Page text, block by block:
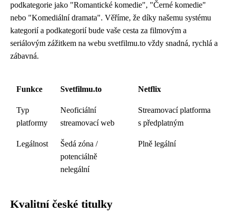
podkategorie jako "Romantické komedie", "Černé komedie"
nebo "Komediální dramata". Věříme, že díky našemu systému
kategorií a podkategorií bude vaše cesta za filmovým a
seriálovým zážitkem na webu svetfilmu.to vždy snadná, rychlá a
zábavná.
Funkce Svetfilmu.to Netflix
Typ
platformy
Neoficiální
streamovací web
Streamovací platforma
s předplatným
Legálnost
Šedá zóna /
potenciálně
nelegální
Plně legální
Kvalitní české titulky